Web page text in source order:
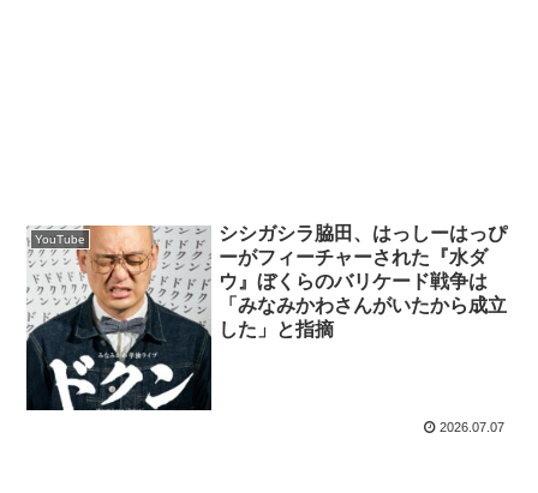
YouTube
シシガシラ脇田、はっしーはっぴ
ーがフィーチャーされた『水ダ
ウ』ぼくらのバリケード戦争は
「みなみかわさんがいたから成立
した」と指摘
2026.07.07